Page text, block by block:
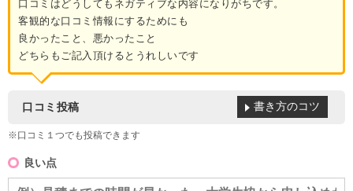
口コミはどうしてもネガティブな内容になりがちです。
客観的な口コミ情報にするためにも
良かったこと、悪かったこと
どちらもご記入頂けるとうれしいです
口コミ投稿
※口コミ１つでも投稿できます
書き方のコツ
良い点